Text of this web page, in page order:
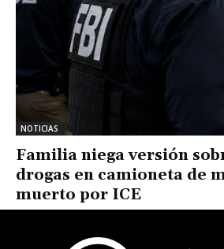
NOTICIAS
Familia niega versión
drogas en camioneta de
muerto por ICE